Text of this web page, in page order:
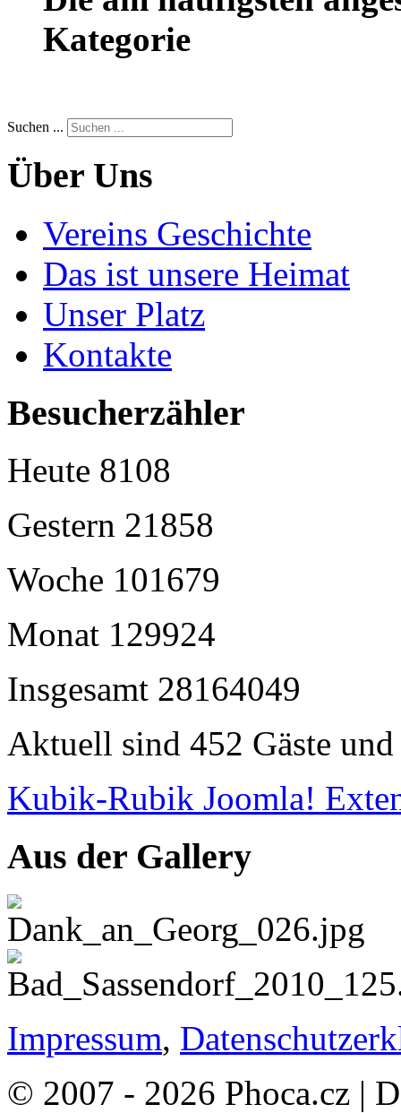
Kategorie
Suchen ...
Über Uns
Vereins Geschichte
Das ist unsere Heimat
Unser Platz
Kontakte
Besucherzähler
Heute 8108
Gestern 21858
Woche 101679
Monat 129924
Insgesamt 28164049
Aktuell sind 452 Gäste
Kubik-Rubik Joomla!
Aus der Gallery
Impressum,
© 2007 - 2026 Phoca.cz |